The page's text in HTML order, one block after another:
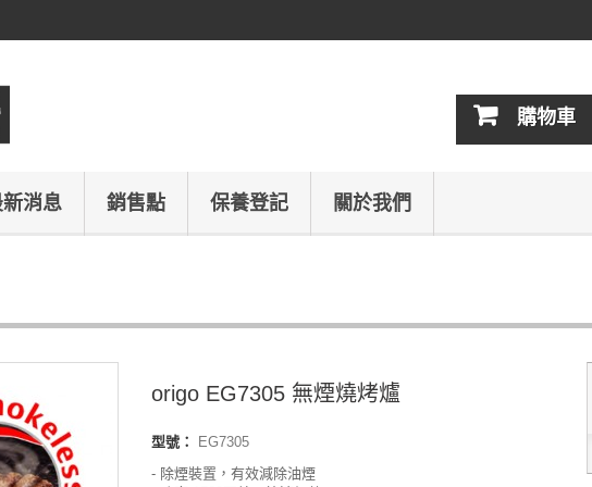
購物車
消息 銷售點 保養登記 關於我們
origo EG7305 無煙燒烤爐
型號：
EG7305
- 除煙裝置，有效減除油煙